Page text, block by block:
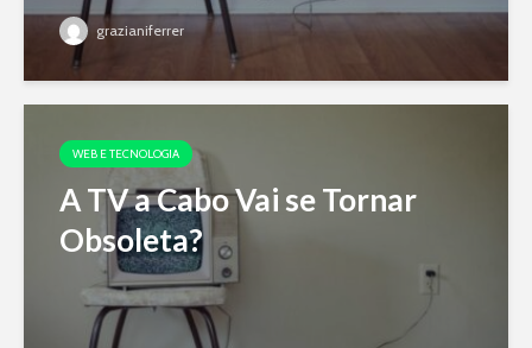
grazianiferrer
WEB E TECNOLOGIA
A TV a Cabo Vai se Tornar
Obsoleta?